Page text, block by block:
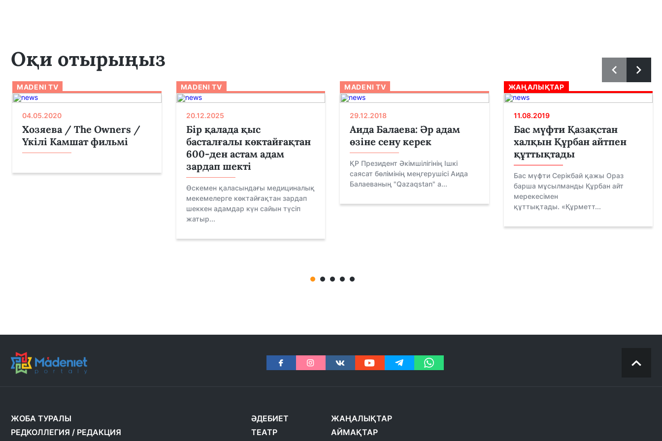
Оқи отырыңыз
MADENI TV
04.05.2020
Хозяева / The Owners /
Үкілі Камшат фильмі
MADENI TV
20.12.2025
Бір қалада қыс
басталғалы көктайғақтан
600-ден астам адам
зардап шекті
Өскемен қаласындағы медициналық
мекемелерге көктайғақтан зардап
шеккен адамдар күн сайын түсіп
жатыр...
MADENI TV
29.12.2018
Аида Балаева: Әр адам
өзіне сену керек
ҚР Президент Әкімшілігінің Ішкі
саясат бөлімінің меңгерушісі Аида
Балаеваның "Qazaqstan" а...
ЖАҢАЛЫҚТАР
11.08.2019
Бас мүфти Қазақстан
халқын Құрбан айтпен
құттықтады
Бас мүфти Серікбай қажы Ораз
барша мұсылманды Құрбан айт
мерекесімен
құттықтады. «Құрметт...
ЖОБА ТУРАЛЫ
РЕДКОЛЛЕГИЯ / РЕДАКЦИЯ
ӘДЕБИЕТ
ТЕАТР
ЖАҢАЛЫҚТАР
АЙМАҚТАР